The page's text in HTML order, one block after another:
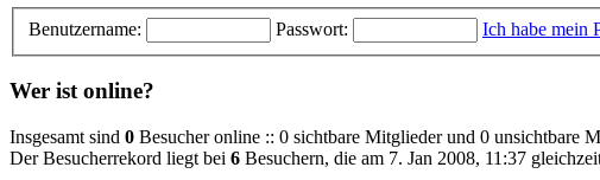
Benutzername: Passwort: Ich habe mein
Wer ist online?
Insgesamt sind 0 Besucher online :: 0 sichtbare Mitglieder und 0 unsichtbare
Der Besucherrekord liegt bei 6 Besuchern, die am 7. Jan 2008, 11:37